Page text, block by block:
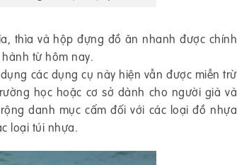
thìa và hộp đựng đồ ăn nhanh được chính
từ hôm nay.
các dụng cụ này hiện vẫn được miễn trừ
học hoặc cơ sở dành cho người già và
danh mục cấm đối với các loại đồ nhựa
loại túi nhựa.